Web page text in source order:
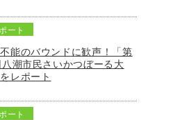
ート
能のバウンドに歓声！「第
潮市民さいかつぼーる大
レポート
ート